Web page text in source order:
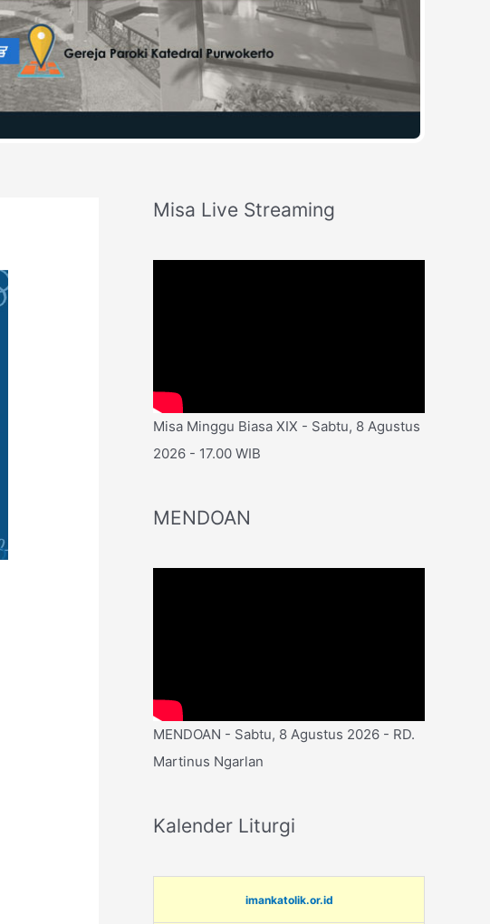
Misa Live Streaming
Misa Minggu Biasa XIX - Sabtu, 8 Agustus
2026 - 17.00 WIB
MENDOAN
MENDOAN - Sabtu, 8 Agustus 2026 - RD.
Martinus Ngarlan
Kalender Liturgi
imankatolik.or.id